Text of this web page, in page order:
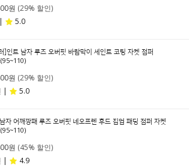
원 (29% 할인)
5.0
]인트 남자 루즈 오버핏 바람막이 세인트 코팅 자켓 점퍼
원 (29% 할인)
|
5.0
자 어깨깡패 루즈 오버핏 네오프렌 후드 집업 패딩 점퍼 자켓
원 (45% 할인)
|
4.9